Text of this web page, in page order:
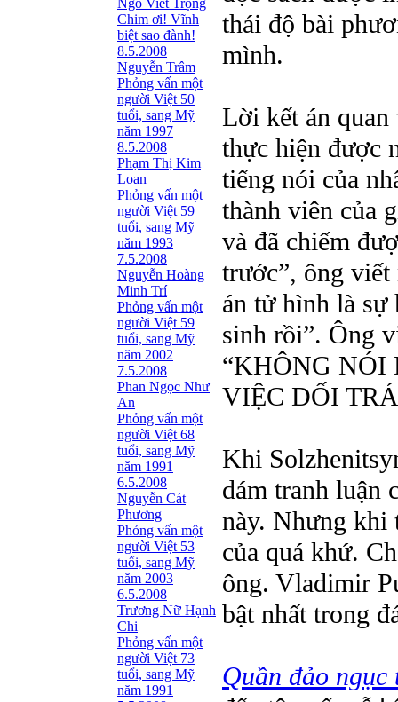
Ngô Viết Trọng
Chim ơi! Vĩnh
biệt sao đành!
8.5.2008
Nguyễn Trâm
Phỏng vấn một
người Việt 50
tuổi, sang Mỹ
năm 1997
8.5.2008
Phạm Thị Kim
Loan
Phỏng vấn một
người Việt 59
tuổi, sang Mỹ
năm 1993
7.5.2008
Nguyễn Hoàng
Minh Trí
Phỏng vấn một
người Việt 59
tuổi, sang Mỹ
năm 2002
7.5.2008
Phan Ngọc Như
An
Phỏng vấn một
người Việt 68
tuổi, sang Mỹ
năm 1991
6.5.2008
Nguyễn Cát
Phương
Phỏng vấn một
người Việt 53
tuổi, sang Mỹ
năm 2003
6.5.2008
Trương Nữ Hạnh
Chi
Phỏng vấn một
người Việt 73
tuổi, sang Mỹ
năm 1991
thái độ bài
mình.
Lời kết án
thực hiện được
tiếng nói của
thành viên của
và đã chiếm
trước”, ông
án tử hình là sự
sinh rồi”. Ông
“KHÔNG
VIỆC DỐI
Khi
dám tranh luận
này. Nhưng khi
của quá khứ.
ông. Vladimir
bật nhất trong
Quần đảo ngục